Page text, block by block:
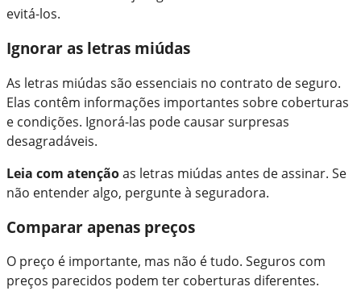
evitá-los.
Ignorar as letras miúdas
As letras miúdas são essenciais no contrato de seguro.
Elas contêm informações importantes sobre coberturas
e condições. Ignorá-las pode causar surpresas
desagradáveis.
Leia com atençãoas letras miúdas antes de assinar. Se
não entender algo, pergunte à seguradora.
Comparar apenas preços
O preço é importante, mas não é tudo. Seguros com
preços parecidos podem ter coberturas diferentes.